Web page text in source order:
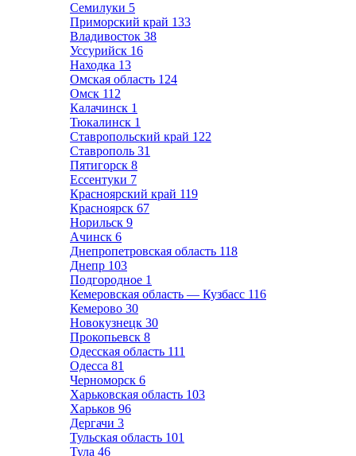
Семилуки 5
Приморский край 133
Владивосток 38
Уссурийск 16
Находка 13
Омская область 124
Омск 112
Калачинск 1
Тюкалинск 1
Ставропольский край 122
Ставрополь 31
Пятигорск 8
Ессентуки 7
Красноярский край 119
Красноярск 67
Норильск 9
Ачинск 6
Днепропетровская область 118
Днепр 103
Подгородное 1
Кемеровская область — Кузбасс 116
Кемерово 30
Новокузнецк 30
Прокопьевск 8
Одесская область 111
Одесса 81
Черноморск 6
Харьковская область 103
Харьков 96
Дергачи 3
Тульская область 101
Тула 46